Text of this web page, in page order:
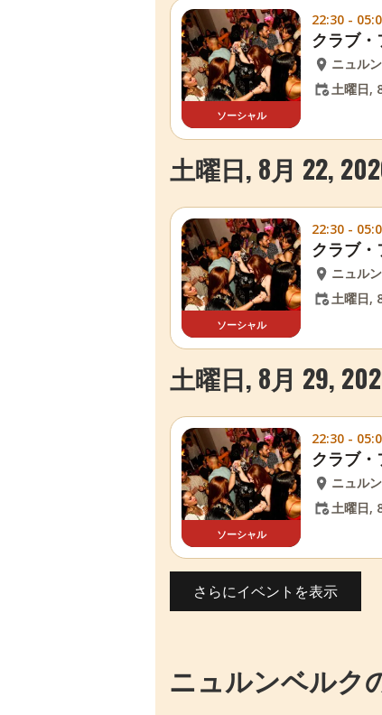
ソーシャル
22:30 -
クラブ・
ニュル
土曜日,
土曜日, 8月 22,
ソーシャル
22:30 -
クラブ・
ニュル
土曜日,
土曜日, 8月 29,
ソーシャル
22:30 -
クラブ・
ニュル
土曜日,
さらにイベントを表示
ニュルンベルク